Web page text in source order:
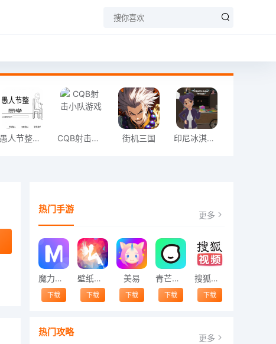
愚人节整同学 CQB射击小队游戏 街机三国 印尼冰淇淋店模拟器
热门手游 更多
魔力相册
下载
壁纸精灵
下载
美易
下载
青芒交友软件官方版2021 v1.3
下载
搜狐视频app免费送会员下载安装到手机 v8.8.5
下载
热门攻略 更多